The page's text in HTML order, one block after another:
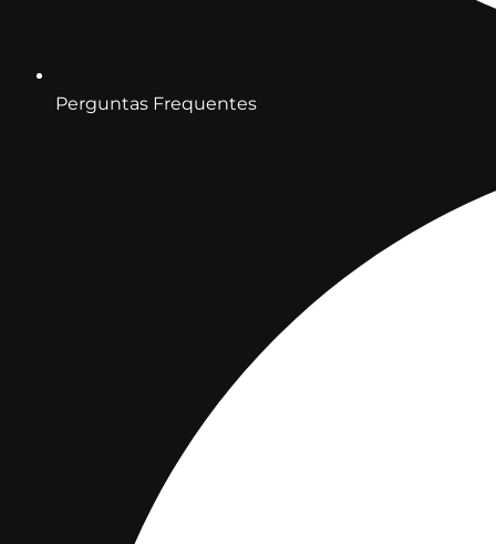
Perguntas Frequentes